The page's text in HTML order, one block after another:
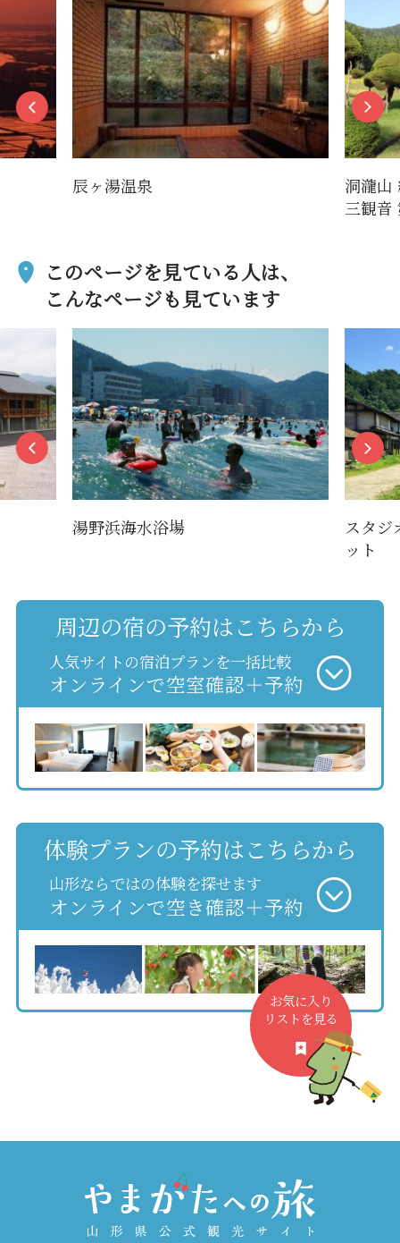
辰ヶ湯温泉
洞瀧山
三観音
このページを見ている人は、
こんなページも見ています
湯野浜海水浴場
スタジ
ット
周辺の宿の予約はこちらから
人気サイトの宿泊プランを一括比較
オンラインで空室確認＋予約
体験プランの予約はこちらから
山形ならではの体験を探せます
オンラインで空き確認＋予約
お気に入り
リストを見る